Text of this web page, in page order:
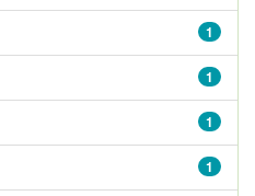
1
1
1
1